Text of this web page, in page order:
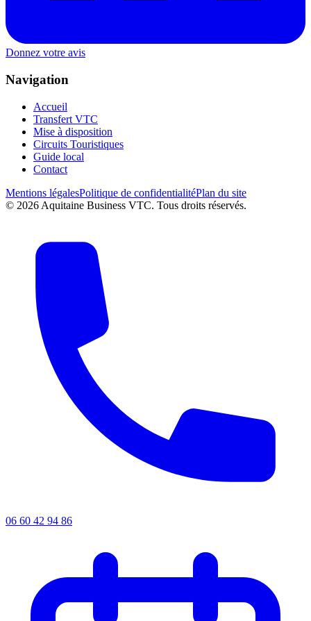
Donnez votre avis
Navigation
Accueil
Transfert VTC
Mise à disposition
Circuits Touristiques
Guide local
Contact
Mentions légalesPolitique de confidentialitéPlan du site
© 2026 Aquitaine Business VTC. Tous droits réservés.
06 60 42 94 86